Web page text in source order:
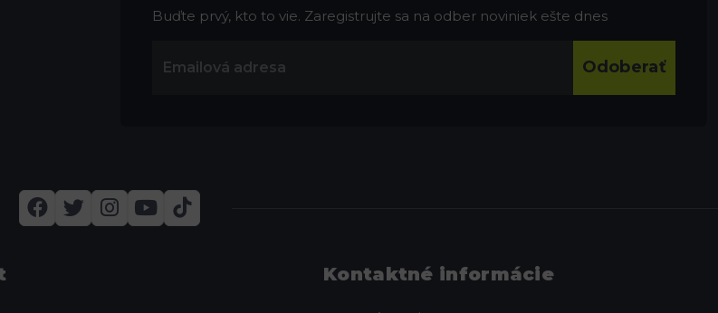
Buďte prvý, kto to vie. Zaregistrujte sa na odber noviniek ešte dnes
Odoberať
Kontaktné informácie